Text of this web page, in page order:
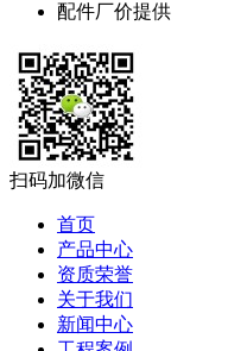
配件厂价提供
扫码加微信
首页
产品中心
资质荣誉
关于我们
新闻中心